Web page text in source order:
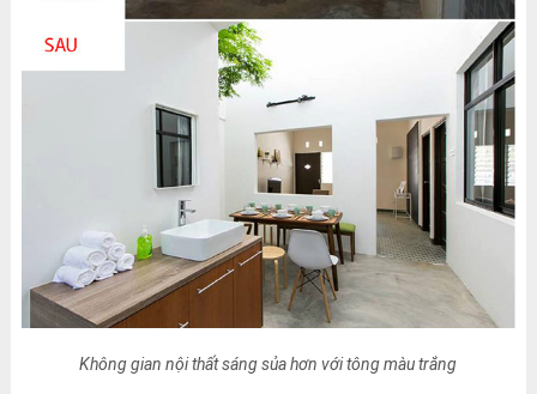
Không gian nội thất sáng sủa hơn với tông màu trắng